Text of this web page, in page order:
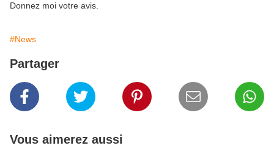
Donnez moi votre avis.
#News
Partager
Vous aimerez aussi